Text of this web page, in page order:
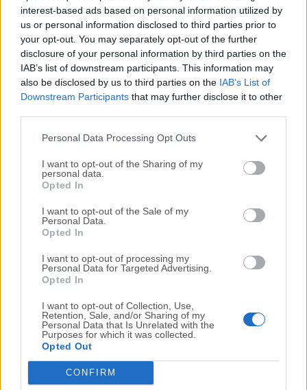
interest-based ads based on personal information utilized by
us or personal information disclosed to third parties prior to
your opt-out. You may separately opt-out of the further
disclosure of your personal information by third parties on the
IAB’s list of downstream participants. This information may
also be disclosed by us to third parties on the IAB’s List of
Downstream Participants that may further disclose it to other
Personal Data Processing Opt Outs
I want to opt-out of the Sharing of my
personal data.
Opted In
I want to opt-out of the Sale of my
Personal Data.
Opted In
I want to opt-out of processing my
Personal Data for Targeted Advertising.
Opted In
I want to opt-out of Collection, Use,
Retention, Sale, and/or Sharing of my
Personal Data that Is Unrelated with the
Purposes for which it was collected.
Opted Out
CONFIRM
disponibles para su descarga sin costo alguno.
Nos encantaría saber de ti
Si tienes alguna pregunta o idea que desees compartir
con nosotros, dirígete a nuestrapágina de contactoy
háznoslo saber. ¡Valoramos tu opinión!
Descargar FileZilla 3.66.1
¿Por qué se publica esta aplicación en FileHorse? (
información